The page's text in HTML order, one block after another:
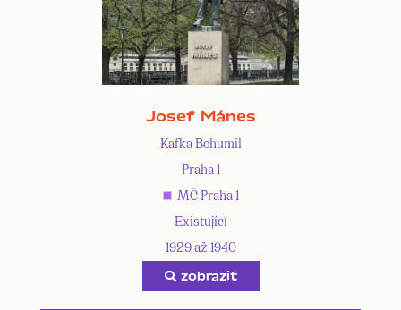
Josef Mánes
Kafka Bohumil
Praha 1
MČ Praha 1
Existující
1929 až 1940
zobrazit